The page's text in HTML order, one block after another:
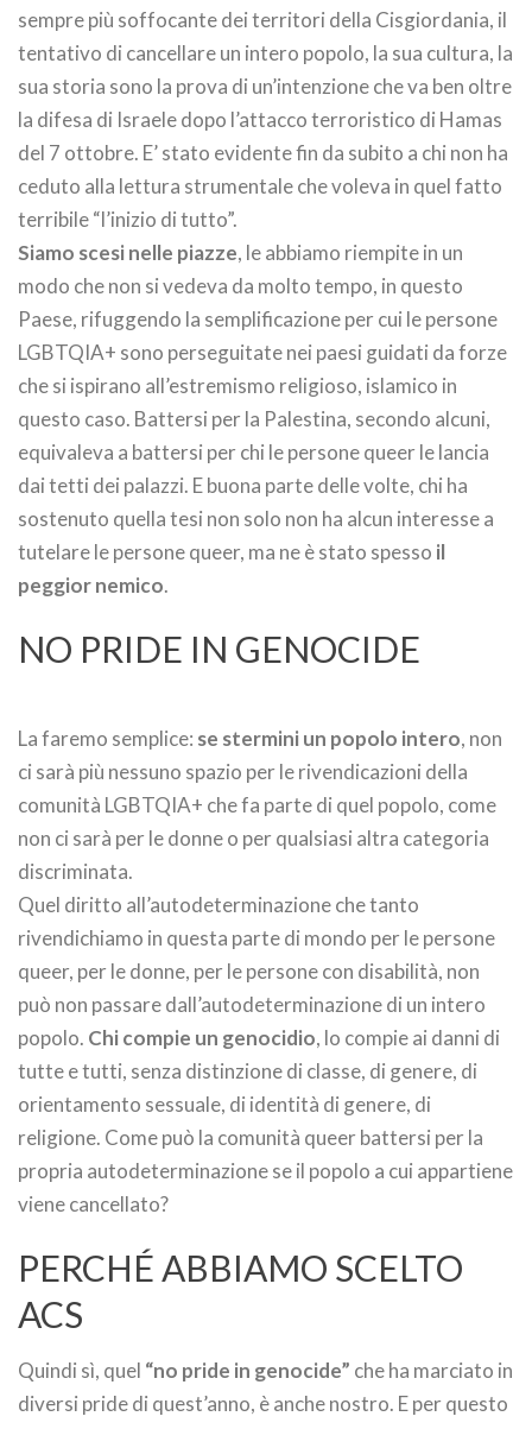
sempre più soffocante dei territori della Cisgiordania, il
tentativo di cancellare un intero popolo, la sua cultura, la
sua storia sono la prova di un’intenzione che va ben oltre
la difesa di Israele dopo l’attacco terroristico di Hamas
del 7 ottobre. E’ stato evidente fin da subito a chi non ha
ceduto alla lettura strumentale che voleva in quel fatto
terribile “l’inizio di tutto”.
Siamo scesi nelle piazze, le abbiamo riempite in un
modo che non si vedeva da molto tempo, in questo
Paese, rifuggendo la semplificazione per cui le persone
LGBTQIA+ sono perseguitate nei paesi guidati da forze
che si ispirano all’estremismo religioso, islamico in
questo caso. Battersi per la Palestina, secondo alcuni,
equivaleva a battersi per chi le persone queer le lancia
dai tetti dei palazzi. E buona parte delle volte, chi ha
sostenuto quella tesi non solo non ha alcun interesse a
tutelare le persone queer, ma ne è stato spesso il
peggior nemico.
NO PRIDE IN GENOCIDE
La faremo semplice: se stermini un popolo intero, non
ci sarà più nessuno spazio per le rivendicazioni della
comunità LGBTQIA+ che fa parte di quel popolo, come
non ci sarà per le donne o per qualsiasi altra categoria
discriminata.
Quel diritto all’autodeterminazione che tanto
rivendichiamo in questa parte di mondo per le persone
queer, per le donne, per le persone con disabilità, non
può non passare dall’autodeterminazione di un intero
popolo. Chi compie un genocidio, lo compie ai danni di
tutte e tutti, senza distinzione di classe, di genere, di
orientamento sessuale, di identità di genere, di
religione. Come può la comunità queer battersi per la
propria autodeterminazione se il popolo a cui appartiene
viene cancellato?
PERCHÉ ABBIAMO SCELTO
ACS
Quindi sì, quel “no pride in genocide” che ha marciato in
diversi pride di quest’anno, è anche nostro. E per questo